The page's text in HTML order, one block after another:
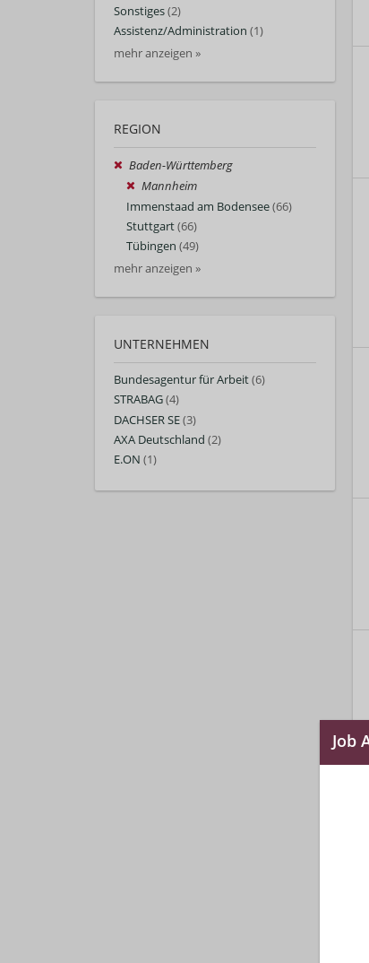
Sonstiges(2)
Assistenz/Administration (1)
mehr anzeigen »
REGION
Baden-Württemberg
Mannheim
Immenstaad am Bodensee(66)
Stuttgart(66)
Tübingen (49)
mehr anzeigen »
UNTERNEHMEN
Bundesagentur für Arbeit(6)
STRABAG(4)
DACHSER SE(3)
AXA Deutschland (2)
E.ON (1)